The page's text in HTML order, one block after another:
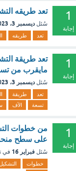
1
إجابة
تعد طريقه
سُئل ديسمبر 3، 2023
تعد طريقه
1
إجابة
تعد طريقة
مايقرب من
سُئل ديسمبر 3، 2023
تعد طريقة
تسعة
الآف
1
إجابة
من خطوات
على سطح
سُئل فبراير 16 في
خطوات التشكيل